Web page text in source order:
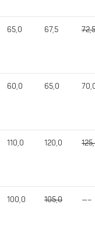
65,0 67,5 72,5
60,0 65,0
110,0 120,0
100,0 105,0 —–